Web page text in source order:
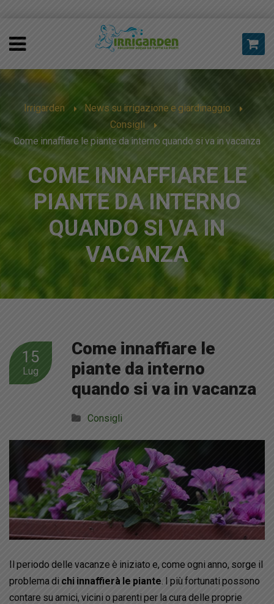
Irrigarden
News su irrigazione e giardinaggio
Consigli
Come innaffiare le piante da interno quando si va in vacanza
COME INNAFFIARE LE
PIANTE DA INTERNO
QUANDO SI VA IN
VACANZA
15
Lug
Come innaffiare le
piante da interno
quando si va in vacanza
Consigli
Il periodo delle vacanze è iniziato e, come ogni anno, sorge il
problema di chi innaffierà le piante . I più fortunati possono
contare su amici, vicini o parenti per la cura delle proprie